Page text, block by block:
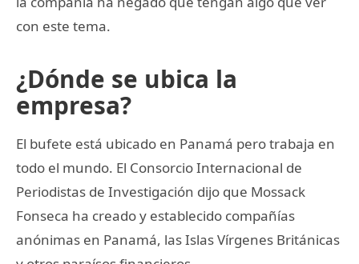
con este tema.
¿Dónde se ubica la
empresa?
El bufete está ubicado en Panamá pero trabaja en
todo el mundo. El Consorcio Internacional de
Periodistas de Investigación dijo que Mossack
Fonseca ha creado y establecido compañías
anónimas en Panamá, las Islas Vírgenes Británicas